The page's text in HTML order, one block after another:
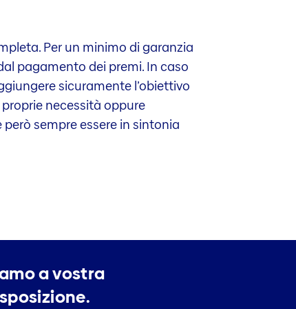
Per un minimo di garanzia
pagamento dei premi. In caso
sicuramente l’obiettivo
necessità oppure
sempre essere in sintonia
a vostra